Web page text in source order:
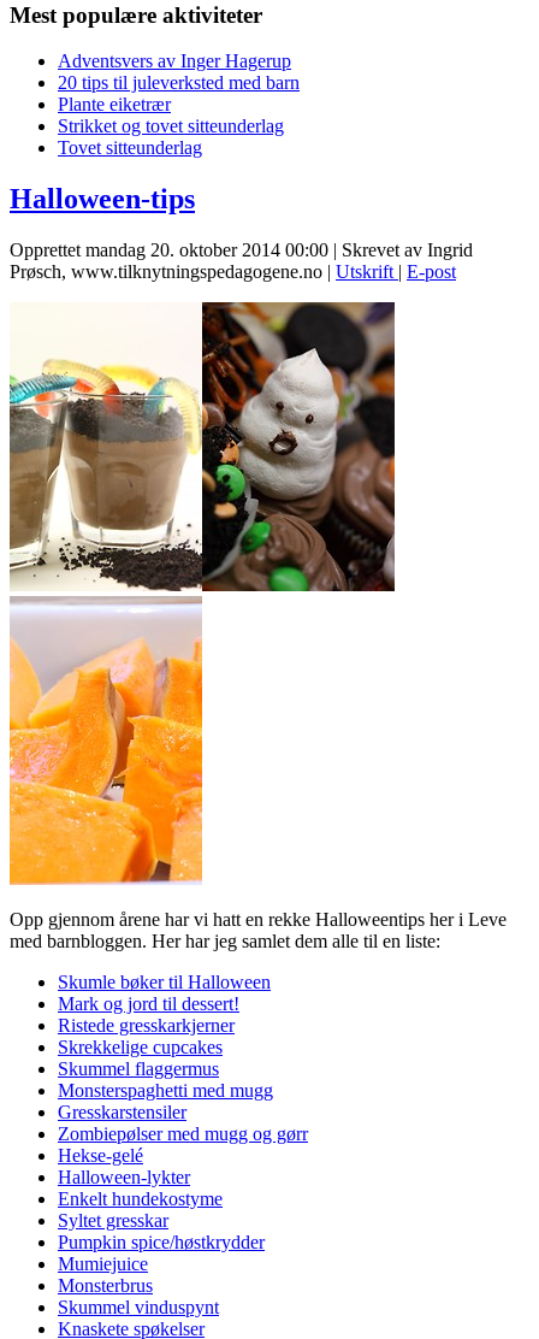
Mest populære aktiviteter
Adventsvers av Inger Hagerup
20 tips til juleverksted med barn
Plante eiketrær
Strikket og tovet sitteunderlag
Tovet sitteunderlag
Halloween-tips
Opprettet mandag 20. oktober 2014 00:00 | Skrevet av Ingrid
Prøsch, www.tilknytningspedagogene.no | Utskrift | E-post
Opp gjennom årene har vi hatt en rekke Halloweentips her i Leve
med barnbloggen. Her har jeg samlet dem alle til en liste:
Skumle bøker til Halloween
Mark og jord til dessert!
Ristede gresskarkjerner
Skrekkelige cupcakes
Skummel flaggermus
Monsterspaghetti med mugg
Gresskarstensiler
Zombiepølser med mugg og gørr
Hekse-gelé
Halloween-lykter
Enkelt hundekostyme
Syltet gresskar
Pumpkin spice/høstkrydder
Mumiejuice
Monsterbrus
Skummel vinduspynt
Knaskete spøkelser